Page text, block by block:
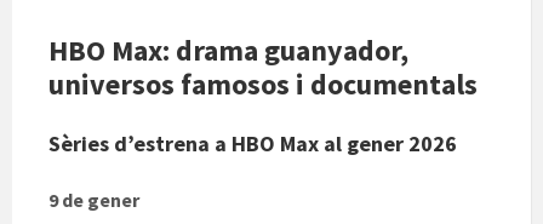
HBO Max: drama guanyador,
universos famosos i documentals
Sèries d’estrena a HBO Max al gener 2026
9 de gener